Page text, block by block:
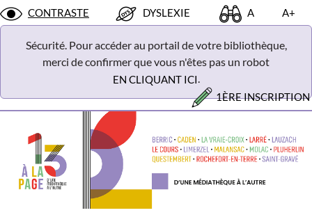
CONTRASTE DYSLEXIE A A+
Sécurité. Pour accéder au portail de votre bibliothèque,
merci de confirmer que vous n'êtes pas un robot
EN CLIQUANT ICI.
1ÈRE INSCRIPTION
Panneau de gestion des cookies